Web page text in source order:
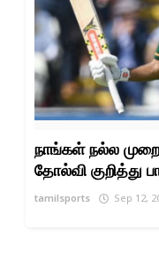
நாங்கள் நல்ல
தோல்வி குறித்து
tamilsports Sep 12,